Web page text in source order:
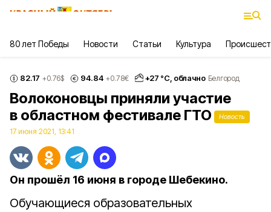
80 лет Победы Новости Статьи Культура
82.17 +0.76$ 94.84 +0.78€ +27 °С, облачно Белгород
Волоконовцы приняли участие
в областном фестивале ГТО
Новость
17 июня 2021, 13:41
Он прошёл 16 июня в городе Шебекино.
Обучающиеся образовательных